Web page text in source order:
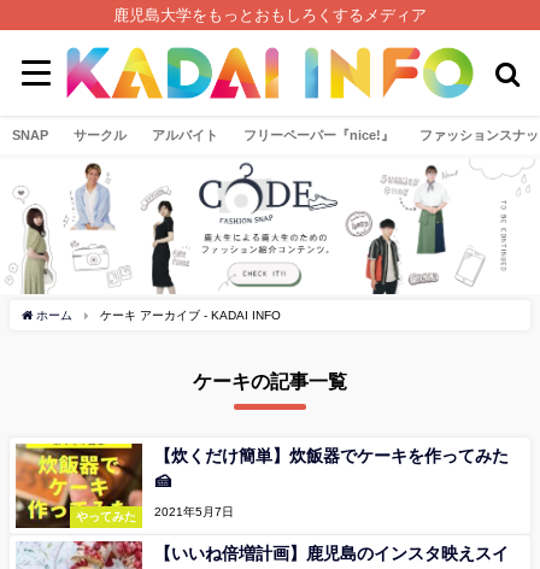
鹿児島大学をもっとおもしろくするメディア
SNAP サークル アルバイト フリーペーパー『nice!』 ファッションスナ
ホーム ケーキ アーカイブ - KADAI INFO
ケーキの記事一覧
やってみた
【炊くだけ簡単】炊飯器でケーキを作ってみた
🍰
2021年5月7日
【いいね倍増計画】鹿児島のインスタ映えスイ